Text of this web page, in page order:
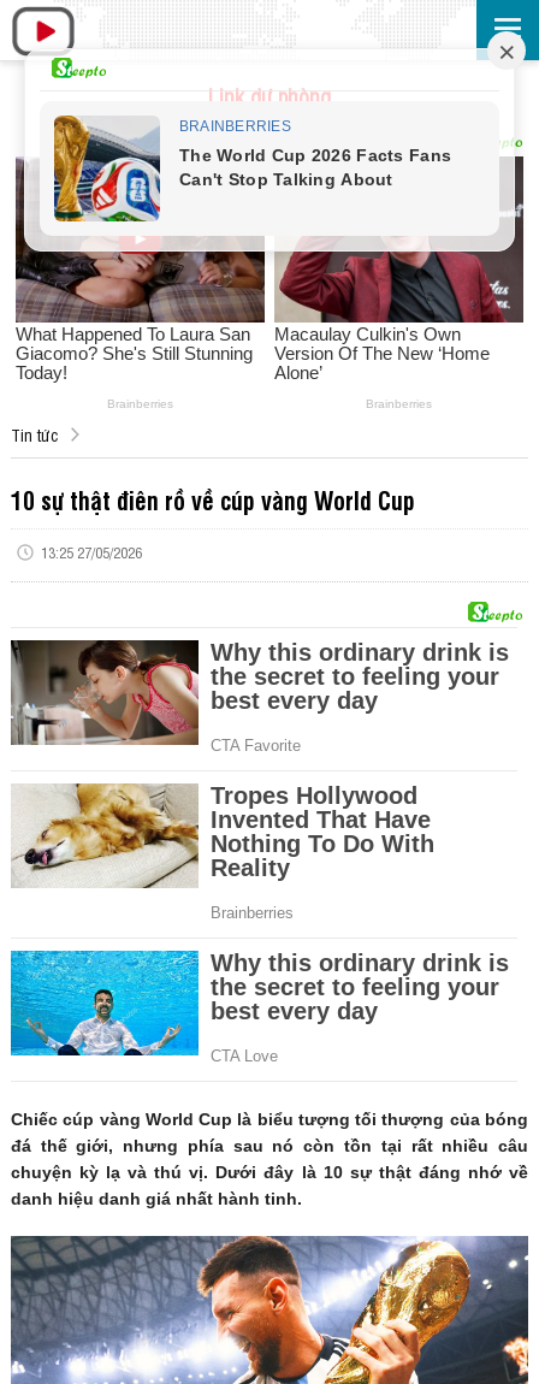
Link dự phòng
Tin tức
10 sự thật điên rồ về cúp vàng World Cup
13:25 27/05/2026
Chiếc cúp vàng World Cup là biểu tượng tối thượng của bóng
đá thế giới, nhưng phía sau nó còn tồn tại rất nhiều câu
chuyện kỳ lạ và thú vị. Dưới đây là 10 sự thật đáng nhớ về
danh hiệu danh giá nhất hành tinh.